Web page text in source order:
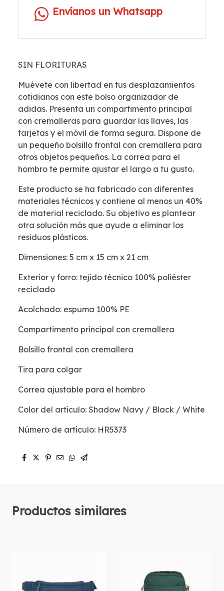
Envíanos un Whatsapp
SIN FLORITURAS
Muévete con libertad en tus desplazamientos
cotidianos con este bolso organizador de
adidas. Presenta un compartimento principal
con cremalleras para guardar las llaves, las
tarjetas y el móvil de forma segura. Dispone de
un pequeño bolsillo frontal con cremallera para
otros objetos pequeños. La correa para el
hombro te permite ajustar el largo a tu gusto.
Este producto se ha fabricado con diferentes
materiales técnicos y contiene al menos un 40%
de material reciclado. Su objetivo es plantear
otra solución más que ayude a eliminar los
residuos plásticos.
Dimensiones: 5 cm x 15 cm x 21 cm
Exterior y forro: tejido técnico 100% poliéster
reciclado
Acolchado: espuma 100% PE
Compartimento principal con cremallera
Bolsillo frontal con cremallera
Tira para colgar
Correa ajustable para el hombro
Color del artículo: Shadow Navy / Black / White
Número de artículo: HR5373
Productos similares